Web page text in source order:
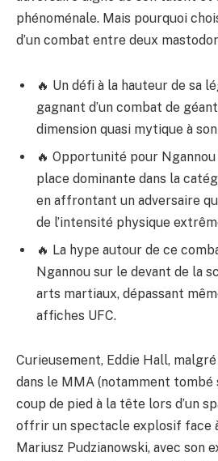
phénoménale. Mais pourquoi
d’un combat entre deux
🔥 Un défi à la hauteur de sa
gagnant d’un combat de
dimension quasi mytique à
🔥 Opportunité pour
place dominante dans la
en affrontant un adversaire
de l’intensité physique
🔥 La hype autour de ce
Ngannou sur le devant de la
arts martiaux, dépassant
affiches UFC.
Curieusement, Eddie Hall,
dans le MMA (notamment tombé
coup de pied à la tête lors d’un
offrir un spectacle explosif face
Mariusz Pudzianowski, avec son